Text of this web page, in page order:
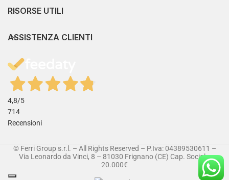
RISORSE UTILI
ASSISTENZA CLIENTI
4,8/5
714
Recensioni
© Ferri Group s.r.l. – All Rights Reserved – P.Iva: 04389530611 –
Via Leonardo da Vinci, 8 – 81030 Frignano (CE) Cap. Sociale:
20.000€